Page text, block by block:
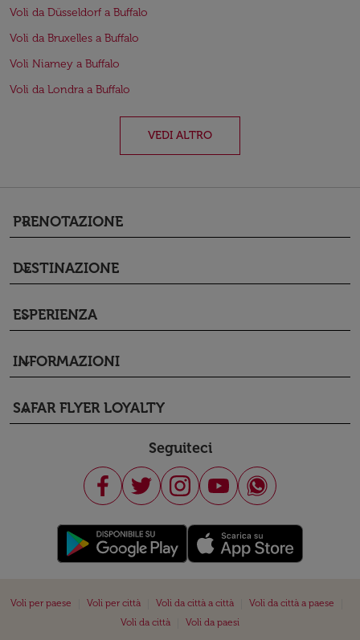
Voli da Düsseldorf a Buffalo
Voli da Bruxelles a Buffalo
Voli Niamey a Buffalo
Voli da Londra a Buffalo
VEDI ALTRO
PRENOTAZIONE
keyboard_arrow_down
DESTINAZIONE
keyboard_arrow_down
ESPERIENZA
keyboard_arrow_down
INFORMAZIONI
keyboard_arrow_down
SAFAR FLYER LOYALTY
keyboard_arrow_down
Seguiteci
Voli per paese Voli per città Voli da città a città Voli da città a paese
Voli da città
Voli da paesi